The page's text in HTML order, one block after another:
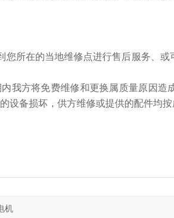
所在的当地维修点进行售后服务、或
方将免费维修和更换属质量原因造
设备损坏，供方维修或提供的配件均